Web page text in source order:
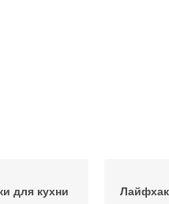
для кухни